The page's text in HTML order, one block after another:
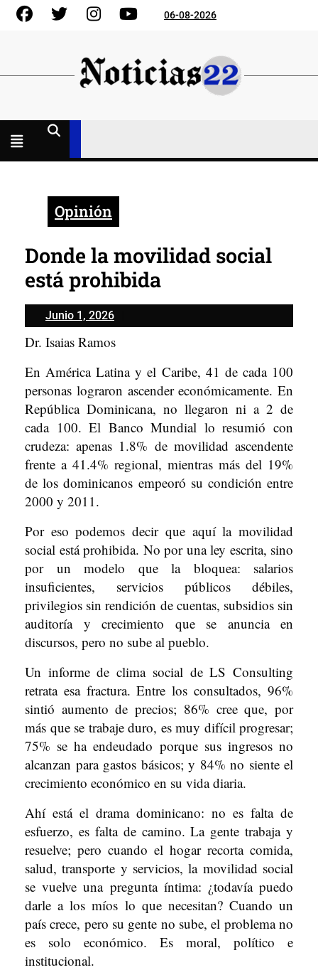
Skip
FacebookGorjeo InstagramYouTube06-08-2026
Opinión
Donde la movilidad social
está prohibida
Junio 1, 2026Junio
1,
2026
Dr. Isaias Ramos
En América Latina y el Caribe, 41 de cada 100
personas lograron ascender económicamente. En
República Dominicana, no llegaron ni a 2 de
cada 100. El Banco Mundial lo resumió con
crudeza: apenas 1.8% de movilidad ascendente
frente a 41.4% regional, mientras más del 19%
de los dominicanos empeoró su condición entre
2000 y 2011.
Por eso podemos decir que aquí la movilidad
social está prohibida. No por una ley escrita, sino
por un modelo que la bloquea: salarios
insuficientes, servicios públicos débiles,
privilegios sin rendición de cuentas, subsidios sin
auditoría y crecimiento que se anuncia en
discursos, pero no sube al pueblo.
Un informe de clima social de LS Consulting
retrata esa fractura. Entre los consultados, 96%
sintió aumento de precios; 86% cree que, por
más que se trabaje duro, es muy difícil progresar;
75% se ha endeudado porque sus ingresos no
alcanzan para gastos básicos; y 84% no siente el
crecimiento económico en su vida diaria.
Ahí está el drama dominicano: no es falta de
esfuerzo, es falta de camino. La gente trabaja y
resuelve; pero cuando el hogar recorta comida,
salud, transporte y servicios, la movilidad social
se vuelve una pregunta íntima: ¿todavía puedo
darle a los míos lo que necesitan? Cuando un
país crece, pero su gente no sube, el problema no
es solo económico. Es moral, político e
institucional.